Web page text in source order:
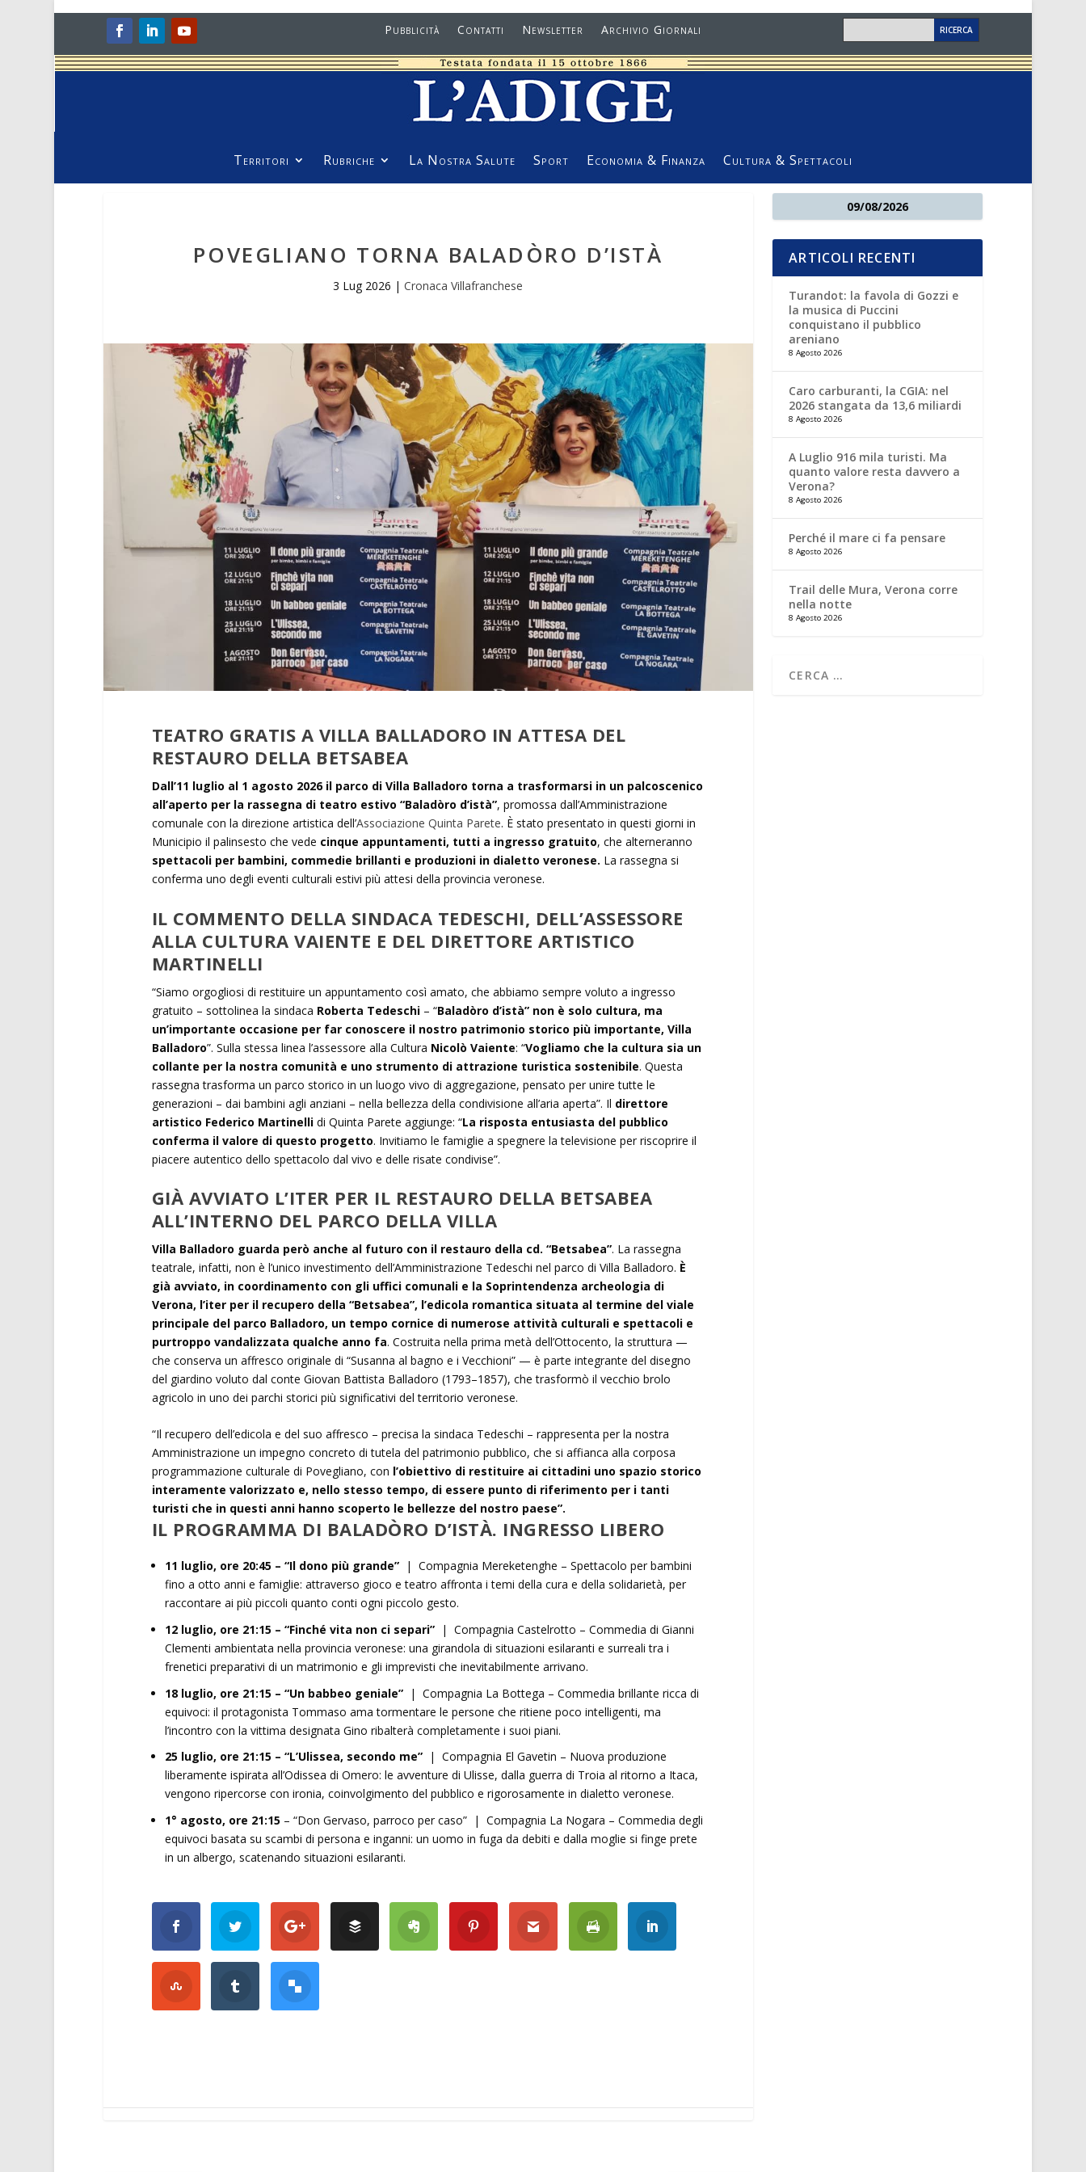
Pubblicità Contatti Newsletter Archivio Giornali
Territori Rubriche La Nostra Salute Sport Economia & Finanza Cultura & Spettacoli
POVEGLIANO TORNA BALADÒRO D’ISTÀ
3 Lug 2026 |Cronaca Villafranchese
TEATRO GRATIS A VILLA BALLADORO IN ATTESA DEL
RESTAURO DELLA BETSABEA
Dall’11 luglio al 1 agosto 2026 il parco di Villa Balladoro torna a trasformarsi in un palcoscenico
all’aperto per la rassegna di teatro estivo “Baladòro d’istà”, promossa dall’Amministrazione
comunale con la direzione artistica dell’Associazione Quinta Parete. È stato presentato in questi giorni in
Municipio il palinsesto che vede cinque appuntamenti, tutti a ingresso gratuito, che alterneranno
spettacoli per bambini, commedie brillanti e produzioni in dialetto veronese. La rassegna si
conferma uno degli eventi culturali estivi più attesi della provincia veronese.
IL COMMENTO DELLA SINDACA TEDESCHI, DELL’ASSESSORE
ALLA CULTURA VAIENTE E DEL DIRETTORE ARTISTICO
MARTINELLI
“Siamo orgogliosi di restituire un appuntamento così amato, che abbiamo sempre voluto a ingresso
gratuito – sottolinea la sindaca Roberta Tedeschi– “Baladòro d’istà” non è solo cultura, ma
un’importante occasione per far conoscere il nostro patrimonio storico più importante, Villa
Balladoro”. Sulla stessa linea l’assessore alla Cultura Nicolò Vaiente: “Vogliamo che la cultura sia un
collante per la nostra comunità e uno strumento di attrazione turistica sostenibile. Questa
rassegna trasforma un parco storico in un luogo vivo di aggregazione, pensato per unire tutte le
generazioni – dai bambini agli anziani – nella bellezza della condivisione all’aria aperta”. Il direttore
artistico Federico Martinellidi Quinta Parete aggiunge: “La risposta entusiasta del pubblico
conferma il valore di questo progetto. Invitiamo le famiglie a spegnere la televisione per riscoprire il
piacere autentico dello spettacolo dal vivo e delle risate condivise”.
GIÀ AVVIATO L’ITER PER IL RESTAURO DELLA BETSABEA
ALL’INTERNO DEL PARCO DELLA VILLA
Villa Balladoro guarda però anche al futuro con il restauro della cd. “Betsabea”. La rassegna
teatrale, infatti, non è l’unico investimento dell’Amministrazione Tedeschi nel parco di Villa Balladoro. È
già avviato, in coordinamento con gli uffici comunali e la Soprintendenza archeologia di
Verona, l’iter per il recupero della “Betsabea”, l’edicola romantica situata al termine del viale
principale del parco Balladoro, un tempo cornice di numerose attività culturali e spettacoli e
purtroppo vandalizzata qualche anno fa. Costruita nella prima metà dell’Ottocento, la struttura —
che conserva un affresco originale di “Susanna al bagno e i Vecchioni” — è parte integrante del disegno
del giardino voluto dal conte Giovan Battista Balladoro (1793–1857), che trasformò il vecchio brolo
agricolo in uno dei parchi storici più significativi del territorio veronese.
“Il recupero dell’edicola e del suo affresco – precisa la sindaca Tedeschi – rappresenta per la nostra
Amministrazione un impegno concreto di tutela del patrimonio pubblico, che si affianca alla corposa
programmazione culturale di Povegliano, con l’obiettivo di restituire ai cittadini uno spazio storico
interamente valorizzato e, nello stesso tempo, di essere punto di riferimento per i tanti
turisti che in questi anni hanno scoperto le bellezze del nostro paese”.
IL PROGRAMMA DI BALADÒRO D’ISTÀ. INGRESSO LIBERO
11 luglio, ore 20:45 – “Il dono più grande”| Compagnia Mereketenghe – Spettacolo per bambini
fino a otto anni e famiglie: attraverso gioco e teatro affronta i temi della cura e della solidarietà, per
raccontare ai più piccoli quanto conti ogni piccolo gesto.
12 luglio, ore 21:15 – “Finché vita non ci separi” | Compagnia Castelrotto – Commedia di Gianni
Clementi ambientata nella provincia veronese: una girandola di situazioni esilaranti e surreali tra i
frenetici preparativi di un matrimonio e gli imprevisti che inevitabilmente arrivano.
18 luglio, ore 21:15 – “Un babbeo geniale” | Compagnia La Bottega – Commedia brillante ricca di
equivoci: il protagonista Tommaso ama tormentare le persone che ritiene poco intelligenti, ma
l’incontro con la vittima designata Gino ribalterà completamente i suoi piani.
25 luglio, ore 21:15 – “L’Ulissea, secondo me”| Compagnia El Gavetin – Nuova produzione
liberamente ispirata all’Odissea di Omero: le avventure di Ulisse, dalla guerra di Troia al ritorno a Itaca,
vengono ripercorse con ironia, coinvolgimento del pubblico e rigorosamente in dialetto veronese.
1° agosto, ore 21:15 – “Don Gervaso, parroco per caso” | Compagnia La Nogara – Commedia degli
equivoci basata su scambi di persona e inganni: un uomo in fuga da debiti e dalla moglie si finge prete
in un albergo, scatenando situazioni esilaranti.
09/08/2026
ARTICOLI RECENTI
Turandot: la favola di Gozzi e
la musica di Puccini
conquistano il pubblico
areniano
8 Agosto 2026
Caro carburanti, la CGIA: nel
2026 stangata da 13,6 miliardi
8 Agosto 2026
A Luglio 916 mila turisti. Ma
quanto valore resta davvero a
Verona?
8 Agosto 2026
Perché il mare ci fa pensare
8 Agosto 2026
Trail delle Mura, Verona corre
nella notte
8 Agosto 2026